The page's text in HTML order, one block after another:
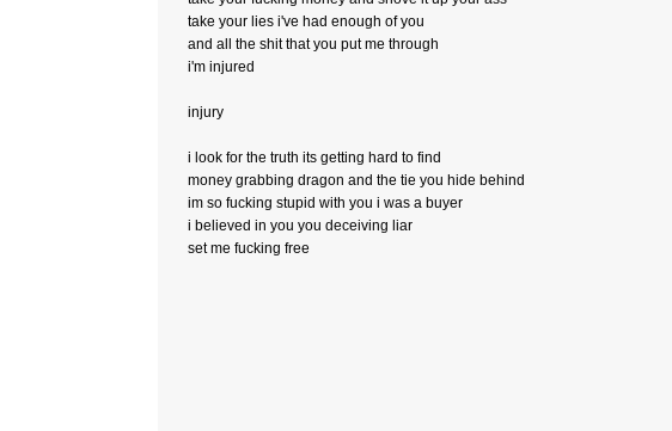
take your lies i've had enough of you
and all the shit that you put me through
i'm injured
injury
i look for the truth its getting hard to find
money grabbing dragon and the tie you hide behind
im so fucking stupid with you i was a buyer
i believed in you you deceiving liar
set me fucking free